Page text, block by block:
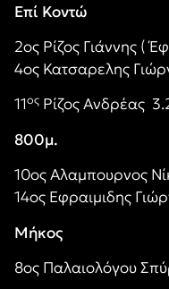
Επί Κοντώ
2ος Ρίζος Γιάννης (
4ος Κατσαρελης
11ος Ρίζος Ανδρέας
800μ.
10ος Αλαμπουρνος
14ος Εφραιμιδης
Μήκος
8ος Παλαιολόγου